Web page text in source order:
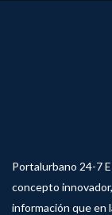
Portalurbano 24-7
concepto
información que en